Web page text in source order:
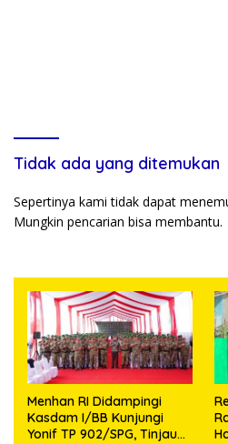
Tidak ada yang ditemukan
Sepertinya kami tidak dapat
Mungkin pencarian bisa membantu.
Menhan RI Didampingi
Kasdam I/BB Kunjungi
Yonif TP 902/SPG, Tinjau